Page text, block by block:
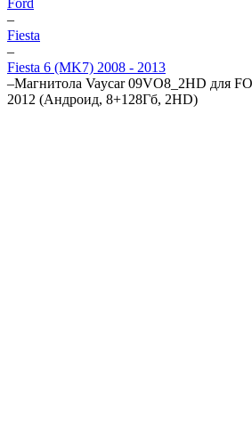
Ford
–
Fiesta
–
Fiesta 6 (MK7) 2008 - 2013
–Магнитола Vaycar 09VO8_2HD для
2012 (Андроид, 8+128Гб, 2HD)